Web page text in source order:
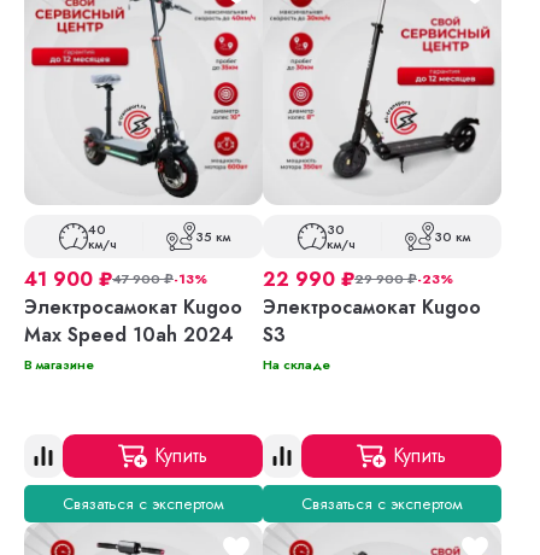
40
км/ч 35 км
41 900 ₽47 900₽-13%
Электросамокат Kugoo
Max Speed 10ah 2024
В магазине
Купить
Связаться с экспертом
30
км/ч 30 км
22 990 ₽29 900₽-23%
Электросамокат Kugoo
S3
На складе
Купить
Связаться с экспертом